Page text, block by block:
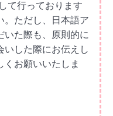
て行っております
。ただし、日本語ア
いた際も、原則的に
いした際にお伝えし
くお願いいたしま